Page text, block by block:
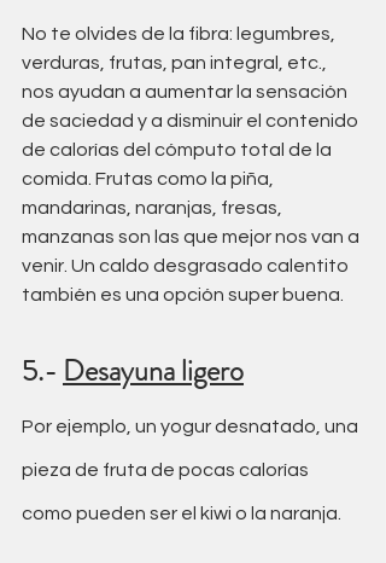
No te olvides de la fibra: legumbres,
verduras, frutas, pan integral, etc.,
nos ayudan a aumentar la sensación
de saciedad y a disminuir el contenido
de calorías del cómputo total de la
comida. Frutas como la piña,
mandarinas, naranjas, fresas,
manzanas son las que mejor nos van a
venir. Un caldo desgrasado calentito
también es una opción super buena.
5.- Desayuna ligero
Por ejemplo, un yogur desnatado, una
pieza de fruta de pocas calorías
como pueden ser el kiwi o la naranja.